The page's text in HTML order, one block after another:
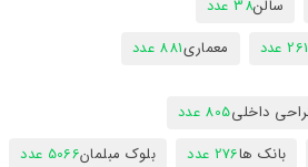
سالن38 عدد
261 عدد معماری881 عدد
داخلی805 عدد
بانک ها276 عدد بلوک مبلمان5066 عدد